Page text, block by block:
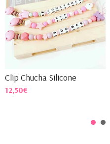
Clip Chucha Silicone
12,50€